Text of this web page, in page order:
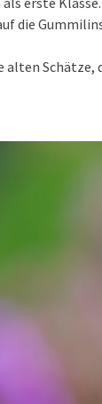
die
Schätze,